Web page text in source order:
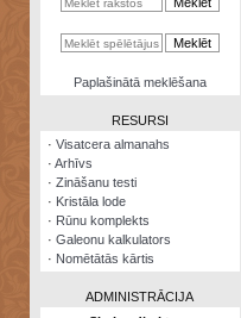
kalkulators
NomētātāsPaplašinātā meklēšana
RESURSI
· Visatcera almanahs
· Arhīvs
· Zināšanu testi
· Kristāla lode
· Rūnu komplekts
· Galeonu kalkulators
· Nomētātās kārtis
ADMINISTRĀCIJA